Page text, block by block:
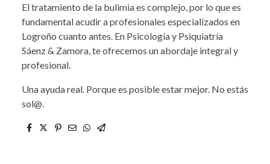
El tratamiento de la bulimia es complejo, por lo que es
fundamental acudir a profesionales especializados en
Logroño cuanto antes. En Psicología y Psiquiatría
Sáenz & Zamora, te ofrecemos un abordaje integral y
profesional.
Una ayuda real. Porque es posible estar mejor. No estás
sol@.